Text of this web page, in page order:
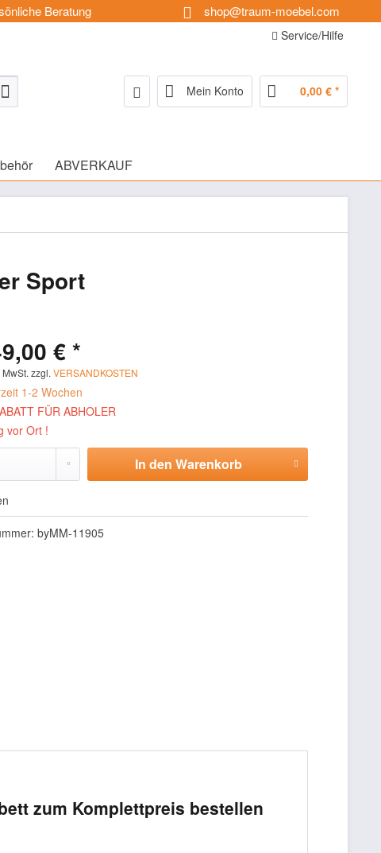
Beratung shop@traum-moebel.com
Service/Hilfe
Mein Konto 0,00 € *
ABVERKAUF
Sport
€ *
MwSt. zzgl.VERSANDKOSTEN
1-2 Wochen
FÜR ABHOLER
vor Ort !
In den Warenkorb
byMM-11905
zum Komplettpreis bestellen